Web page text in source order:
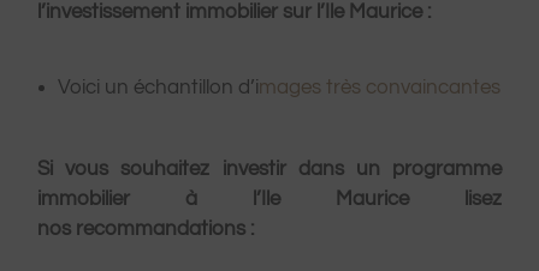
l’investissement immobilier sur l’Ile Maurice :
Voici un échantillon d’images très convaincantes
Si vous souhaitez investir dans un programme
immobilier à l’Ile Maurice lisez
nos recommandations :